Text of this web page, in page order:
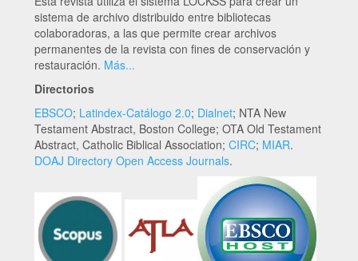
sistema de archivo distribuido entre bibliotecas
colaboradoras, a las que permite crear archivos
permanentes de la revista con fines de conservación y
restauración. Más...
Directorios
EBSCO; Latindex-Catálogo 2.0; Dialnet; NTA New
Testament Abstract, Boston College; OTA Old Testament
Abstract, Catholic Biblical Association; CIRC; MIAR.
DOAJ Directory Open Access Journals.